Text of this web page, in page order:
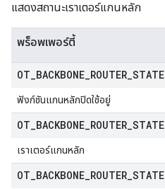
แสดงสถานะเราเตอร์แกนหลัก
พร็อพเพอร์ตี้
OT BACKBONE ROUTER STATE
ฟังก์ชันแกนหลักปิดใช้อยู่
OT BACKBONE ROUTER STATE
เราเตอร์แกนหลัก
OT BACKBONE ROUTER STATE